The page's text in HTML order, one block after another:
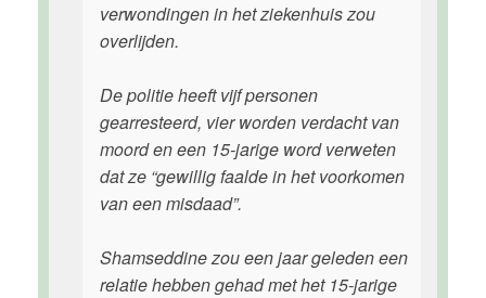
verwondingen in het ziekenhuis zou
overlijden.
De politie heeft vijf personen
gearresteerd, vier worden verdacht van
moord en een 15-jarige word verweten
dat ze “gewillig faalde in het voorkomen
van een misdaad”.
Shamseddine zou een jaar geleden een
relatie hebben gehad met het 15-jarige